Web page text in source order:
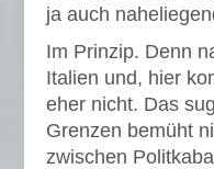
ja auch
Im Prinzip. Denn
Italien und, hier
eher nicht. Das
Grenzen bemüht
zwischen